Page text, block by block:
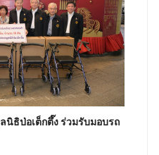
ธิป่อเต็กตึ๊ง ร่วมรับมอบรถ